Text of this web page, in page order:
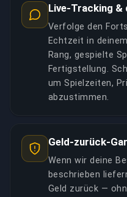
Live-Tracking
Verfolge den
Echtzeit in
Rang, gespielte
Fertigstellung.
um Spielzeiten,
abzustimmen.
Geld-zurück-
Wenn wir deine
beschrieben
Geld zurück —